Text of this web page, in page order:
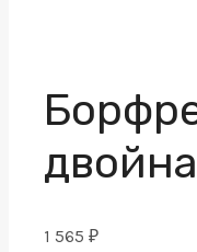
1 565 ₽